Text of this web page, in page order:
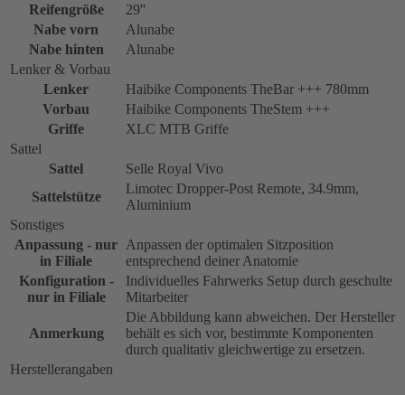
Reifengröße
29''
Nabe vorn
Alunabe
Nabe hinten
Alunabe
Lenker & Vorbau
Lenker
Haibike Components TheBar +++ 780mm
Vorbau
Haibike Components TheStem +++
Griffe
XLC MTB Griffe
Sattel
Sattel
Selle Royal Vivo
Sattelstütze
Limotec Dropper-Post Remote, 34.9mm,
Aluminium
Sonstiges
Anpassung - nur
in Filiale
Anpassen der optimalen Sitzposition
entsprechend deiner Anatomie
Konfiguration -
nur in Filiale
Individuelles Fahrwerks Setup durch geschulte
Mitarbeiter
Anmerkung
Die Abbildung kann abweichen. Der Hersteller
behält es sich vor, bestimmte Komponenten
durch qualitativ gleichwertige zu ersetzen.
Herstellerangaben